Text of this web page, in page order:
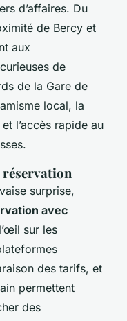
d’affaires. Du
de Bercy et
aux
de
de la Gare de
local, la
l’accès rapide au
surprise,
avec
sur les
des tarifs, et
permettent
des